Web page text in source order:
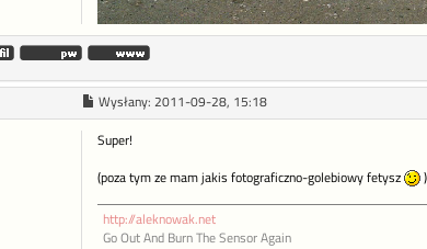
Wysłany: 2011-09-28, 15:18
Super!
(poza tym ze mam jakis fotograficzno-golebiowy fetysz
)
http://aleknowak.net
Go Out And Burn The Sensor Again